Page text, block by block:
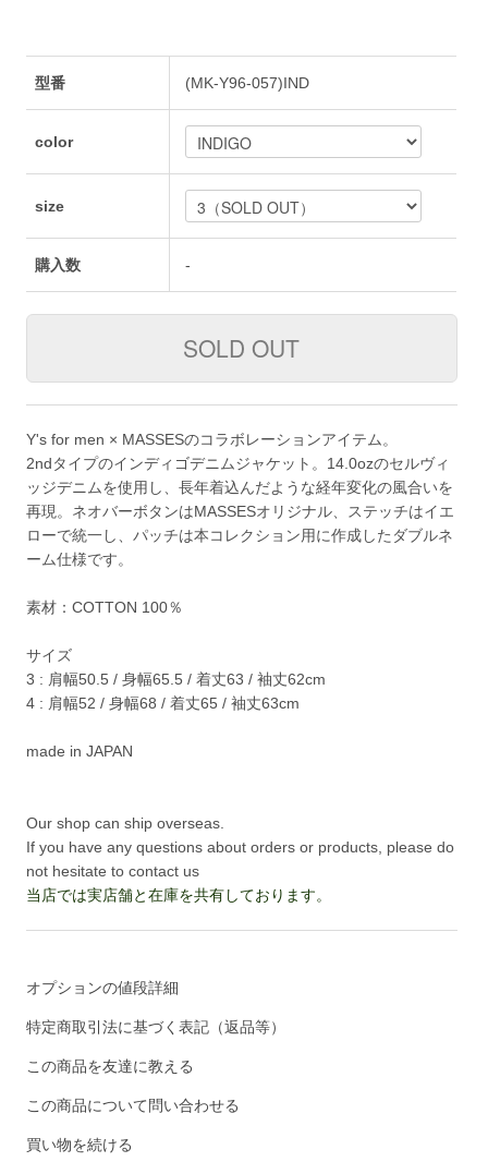
型番 (MK-Y96-057)IND
color
size
購入数 -
Y's for men × MASSESのコラボレーションアイテム。
2ndタイプのインディゴデニムジャケット。14.0ozのセルヴィ
ッジデニムを使用し、長年着込んだような経年変化の風合いを
再現。ネオバーボタンはMASSESオリジナル、ステッチはイエ
ローで統一し、パッチは本コレクション用に作成したダブルネ
ーム仕様です。
素材：COTTON 100％
サイズ
3 : 肩幅50.5 / 身幅65.5 / 着丈63 / 袖丈62cm
4 : 肩幅52 / 身幅68 / 着丈65 / 袖丈63cm
made in JAPAN
Our shop can ship overseas.
If you have any questions about orders or products, please do
not hesitate to contact us
当店では実店舗と在庫を共有しております。
オプションの値段詳細
特定商取引法に基づく表記（返品等）
この商品を友達に教える
この商品について問い合わせる
買い物を続ける